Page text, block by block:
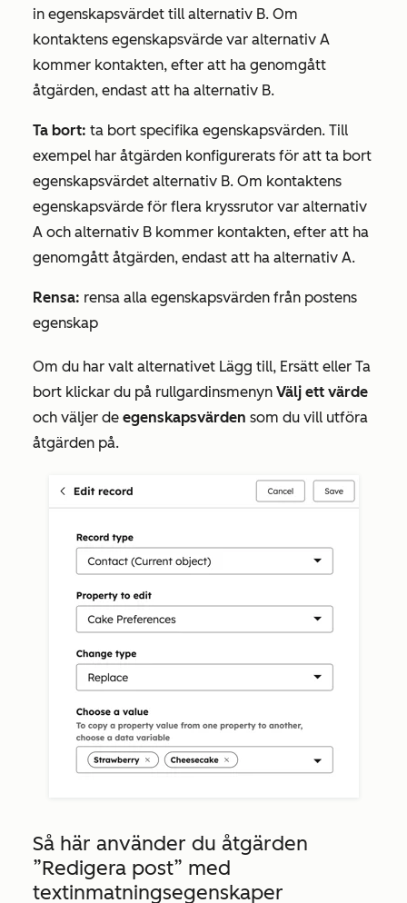
in egenskapsvärdet till alternativ B. Om
kontaktens egenskapsvärde var alternativ A
kommer kontakten, efter att ha genomgått
åtgärden, endast att ha alternativ B.
Ta bort: ta bort specifika egenskapsvärden. Till
exempel har åtgärden konfigurerats för att ta bort
egenskapsvärdet alternativ B. Om kontaktens
egenskapsvärde för flera kryssrutor var alternativ
A och alternativ B kommer kontakten, efter att ha
genomgått åtgärden, endast att ha alternativ A.
Rensa: rensa alla egenskapsvärden från postens
egenskap
Om du har valt alternativet Lägg till, Ersätt eller Ta
bort klickar du på rullgardinsmenyn Välj ett värde
och väljer de egenskapsvärden som du vill utföra
åtgärden på.
Så här använder du åtgärden
”Redigera post” med
textinmatningsegenskaper